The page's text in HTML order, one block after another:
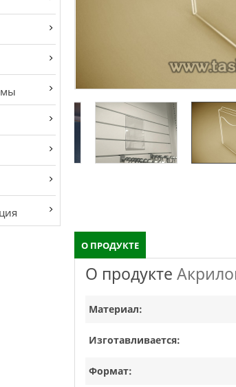
О ПРОДУКТЕ
О продукте
Материал:
Изготавливается:
Формат: